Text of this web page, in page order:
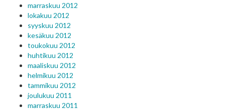
marraskuu 2012
lokakuu 2012
syyskuu 2012
kesäkuu 2012
toukokuu 2012
huhtikuu 2012
maaliskuu 2012
helmikuu 2012
tammikuu 2012
joulukuu 2011
marraskuu 2011